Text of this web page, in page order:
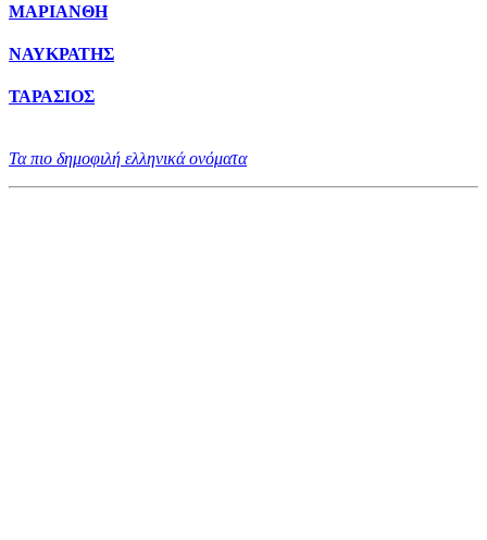
ΜΑΡΙΑΝΘΗ
ΝΑΥΚΡΑΤΗΣ
ΤΑΡΑΣΙΟΣ
Τα πιο δημοφιλή ελληνικά ονόματα